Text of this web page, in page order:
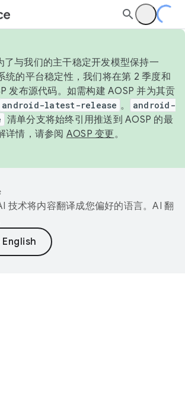
了与我们的主干稳定开发模型保持一
统的平台稳定性，我们将在第 2 季度和
发布源代码。如需构建 AOSP 并为其贡
android-latest-release 。
android-
清单分支将始终引用推送到 AOSP 的最
详情，请参阅 AOSP 变更。
技术将内容翻译成您偏好的语言。AI 翻